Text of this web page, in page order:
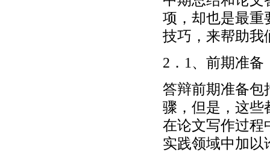
项，却也是最重
技巧，来帮助我
2．1、前期准备
答辩前期准备包
骤，但是，这些
在论文写作过程
实践领域中加以